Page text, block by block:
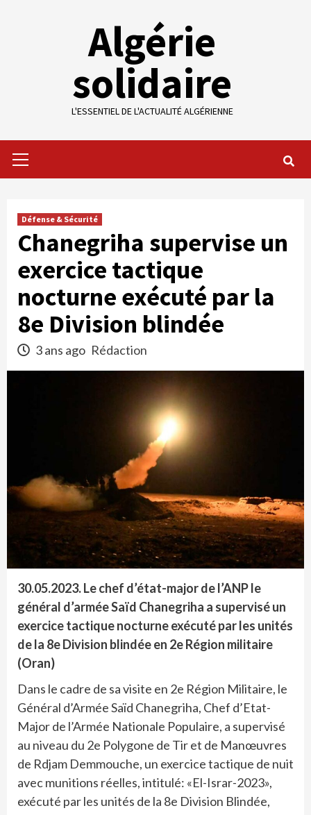
Algérie
solidaire
L'ESSENTIEL DE L'ACTUALITÉ ALGÉRIENNE
Menu
Défense & Sécurité
Chanegriha supervise un
exercice tactique
nocturne exécuté par la
8e Division blindée
3 ans ago Rédaction
30.05.2023. Le chef d’état-major de l’ANP le
général d’armée Saïd Chanegriha a supervisé un
exercice tactique nocturne exécuté par les unités
de la 8e Division blindée en 2e Région militaire
(Oran)
Dans le cadre de sa visite en 2e Région Militaire, le
Général d’Armée Saïd Chanegriha, Chef d’Etat-
Major de l’Armée Nationale Populaire, a supervisé
au niveau du 2e Polygone de Tir et de Manœuvres
de Rdjam Demmouche, un exercice tactique de nuit
avec munitions réelles, intitulé: «El-Israr-2023»,
exécuté par les unités de la 8e Division Blindée,